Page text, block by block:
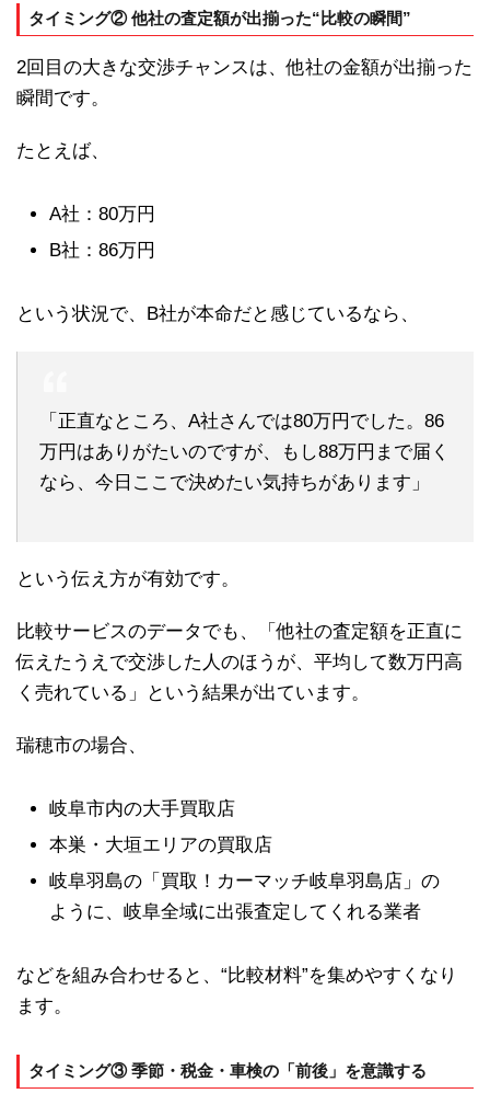
タイミング② 他社の査定額が出揃った“比較の瞬間”
2回目の大きな交渉チャンスは、他社の金額が出揃った
瞬間です。
たとえば、
A社：80万円
B社：86万円
という状況で、B社が本命だと感じているなら、
「正直なところ、A社さんでは80万円でした。86
万円はありがたいのですが、もし88万円まで届く
なら、今日ここで決めたい気持ちがあります」
という伝え方が有効です。
比較サービスのデータでも、「他社の査定額を正直に
伝えたうえで交渉した人のほうが、平均して数万円高
く売れている」という結果が出ています。
瑞穂市の場合、
岐阜市内の大手買取店
本巣・大垣エリアの買取店
岐阜羽島の「買取！カーマッチ岐阜羽島店」の
ように、岐阜全域に出張査定してくれる業者
などを組み合わせると、“比較材料”を集めやすくなり
ます。
タイミング③ 季節・税金・車検の「前後」を意識する